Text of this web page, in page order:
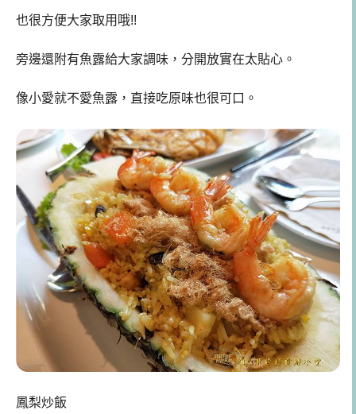
也很方便大家取用哦!!
旁邊還附有魚露給大家調味，分開放實在太貼心。
像小愛就不愛魚露，直接吃原味也很可口。
鳳梨炒飯